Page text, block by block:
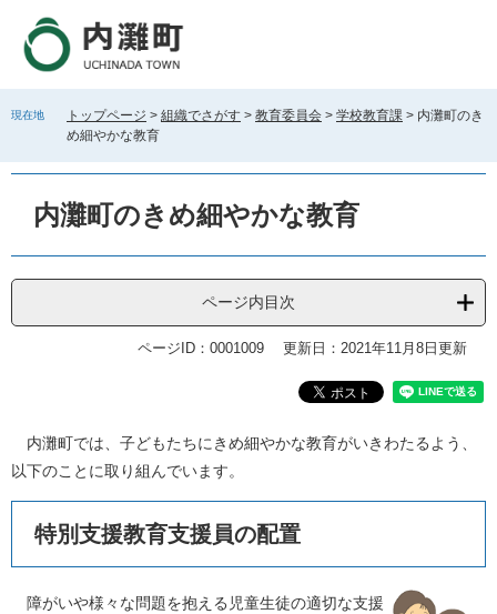
す
し
現在地 トップページ > 組織でさがす > 教育委員会 > 学校教育課 > 内灘町のき
め細やかな教育
内灘町のきめ細やかな教育
ページ内目次
ページID：0001009 更新日：2021年11月8日更新
内灘町では、子どもたちにきめ細やかな教育がいきわたるよう、
以下のことに取り組んでいます。
特別支援教育支援員の配置
障がいや様々な問題を抱える児童生徒の適切な支援